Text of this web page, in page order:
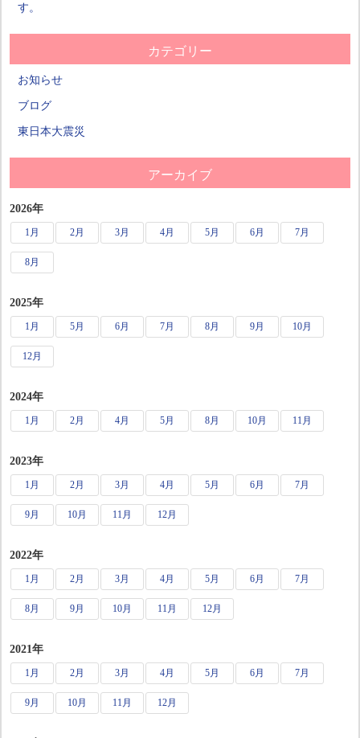
す。
カテゴリー
お知らせ
ブログ
東日本大震災
アーカイブ
2026年
1月 2月 3月 4月 5月 6月 7月
8月
2025年
1月 5月 6月 7月 8月 9月 10月
12月
2024年
1月 2月 4月 5月 8月 10月 11月
2023年
1月 2月 3月 4月 5月 6月 7月
9月 10月 11月 12月
2022年
1月 2月 3月 4月 5月 6月 7月
8月 9月 10月 11月 12月
2021年
1月 2月 3月 4月 5月 6月 7月
9月 10月 11月 12月